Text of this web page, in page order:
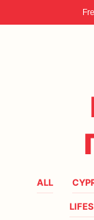
ALL